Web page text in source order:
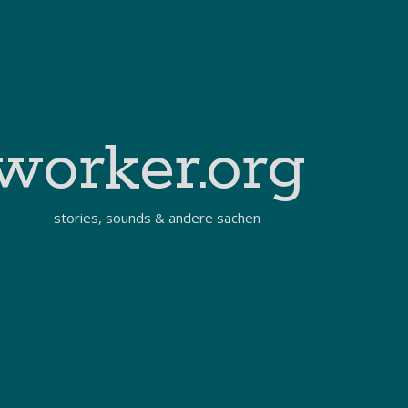
stories, sounds & andere sachen